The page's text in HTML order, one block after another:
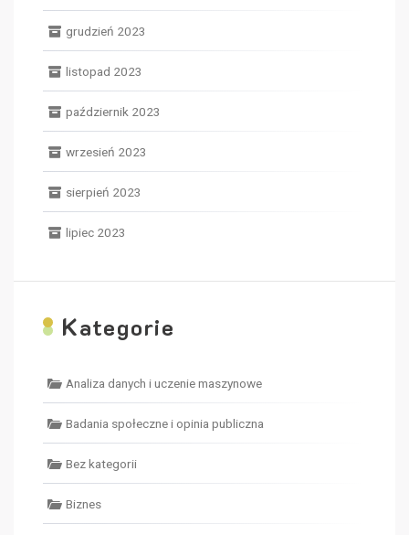
grudzień 2023
listopad 2023
październik 2023
wrzesień 2023
sierpień 2023
lipiec 2023
Kategorie
Analiza danych i uczenie maszynowe
Badania społeczne i opinia publiczna
Bez kategorii
Biznes